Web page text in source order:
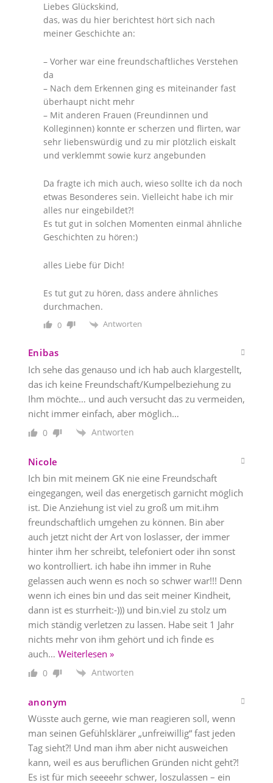
Liebes Glückskind,
das, was du hier berichtest hört sich nach
meiner Geschichte an:
– Vorher war eine freundschaftliches Verstehen
da
– Nach dem Erkennen ging es miteinander fast
überhaupt nicht mehr
– Mit anderen Frauen (Freundinnen und
Kolleginnen) konnte er scherzen und flirten, war
sehr liebenswürdig und zu mir plötzlich eiskalt
und verklemmt sowie kurz angebunden
Da fragte ich mich auch, wieso sollte ich da noch
etwas Besonderes sein. Vielleicht habe ich mir
alles nur eingebildet?!
Es tut gut in solchen Momenten einmal ähnliche
Geschichten zu hören:)
alles Liebe für Dich!
Es tut gut zu hören, dass andere ähnliches
durchmachen.
0 Antworten
Enibas
Ich sehe das genauso und ich hab auch klargestellt,
das ich keine Freundschaft/Kumpelbeziehung zu
Ihm möchte… und auch versucht das zu vermeiden,
nicht immer einfach, aber möglich…
0 Antworten
Nicole
Ich bin mit meinem GK nie eine Freundschaft
eingegangen, weil das energetisch garnicht möglich
ist. Die Anziehung ist viel zu groß um mit.ihm
freundschaftlich umgehen zu können. Bin aber
auch jetzt nicht der Art von loslasser, der immer
hinter ihm her schreibt, telefoniert oder ihn sonst
wo kontrolliert. ich habe ihn immer in Ruhe
gelassen auch wenn es noch so schwer war!!! Denn
wenn ich eines bin und das seit meiner Kindheit,
dann ist es sturrheit:-))) und bin.viel zu stolz um
mich ständig verletzen zu lassen. Habe seit 1 Jahr
nichts mehr von ihm gehört und ich finde es
auch… Weiterlesen »
0 Antworten
anonym
Wüsste auch gerne, wie man reagieren soll, wenn
man seinen Gefühlsklärer „unfreiwillig“ fast jeden
Tag sieht?! Und man ihm aber nicht ausweichen
kann, weil es aus beruflichen Gründen nicht geht?!
Es ist für mich seeeehr schwer, loszulassen – ein